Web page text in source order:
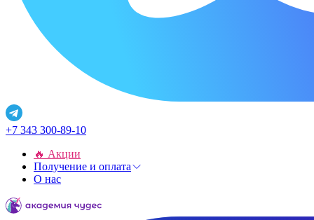
+7 343 300-89-10
🔥 Акции
Получение и оплата
О нас